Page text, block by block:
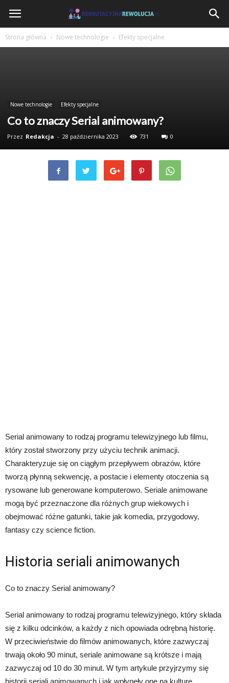
RekrutacyjnaRewolucja.pl
Strona główna Nowe technologie Efekty specjalne
Nowe technologie Efekty specjalne
Co to znaczy Serial animowany?
Przez Redakcja - 28 października 2023 731 0
Serial animowany to rodzaj programu telewizyjnego lub filmu,
który został stworzony przy użyciu technik animacji.
Charakteryzuje się on ciągłym przepływem obrazów, które
tworzą płynną sekwencję, a postacie i elementy otoczenia są
rysowane lub generowane komputerowo. Seriale animowane
mogą być przeznaczone dla różnych grup wiekowych i
obejmować różne gatunki, takie jak komedia, przygodowy,
fantasy czy science fiction.
Historia seriali animowanych
Co to znaczy Serial animowany?
Serial animowany to rodzaj programu telewizyjnego, który składa
się z kilku odcinków, a każdy z nich opowiada odrębną historię.
W przeciwieństwie do filmów animowanych, które zazwyczaj
trwają około 90 minut, seriale animowane są krótsze i mają
zazwyczaj od 10 do 30 minut. W tym artykule przyjrzymy się
historii seriali animowanych i jak wpłynęły one na kulturę